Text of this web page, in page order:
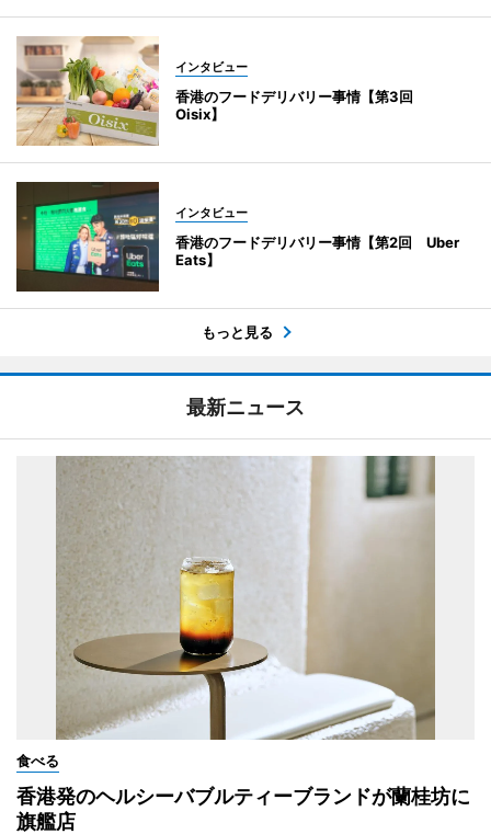
インタビュー
香港のフードデリバリー事情【第3回
Oisix】
インタビュー
香港のフードデリバリー事情【第2回 Uber
Eats】
もっと見る
最新ニュース
食べる
香港発のヘルシーバブルティーブランドが蘭桂坊に
旗艦店